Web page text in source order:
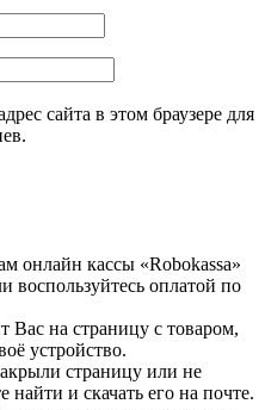
сайта в этом браузере для
онлайн кассы «Robokassa»
оплатой по
Вас на страницу с товаром,
устройство.
страницу или не
найти и скачать его на почте.